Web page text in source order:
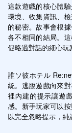
這款遊戲的核心體
環境、收集資訊、
的秘密。故事會根
各不相同的結局。
促略過對話的細心玩
誰ソ彼ホテル
統。逃脫遊戲向來
裡內建的提示讓遊
感。新手玩家可以
以完全忽略提示，純